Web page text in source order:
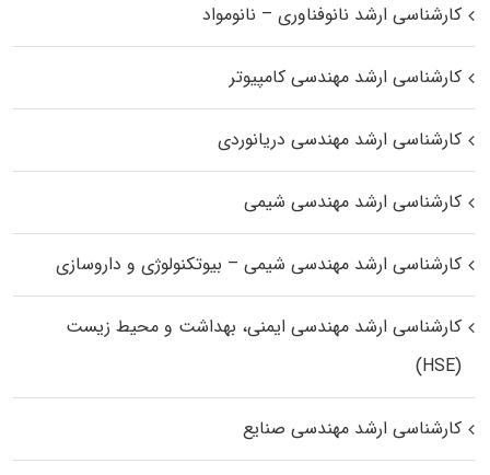
کارشناسی ارشد نانوفناوری – نانومواد
کارشناسی ارشد مهندسی کامپیوتر
کارشناسی ارشد مهندسی دریانوردی
کارشناسی ارشد مهندسی شیمی
کارشناسی ارشد مهندسی شیمی – بیوتکنولوژی و داروسازی
کارشناسی ارشد مهندسی ایمنی، بهداشت و محیط زیست
(HSE)
کارشناسی ارشد مهندسی صنایع